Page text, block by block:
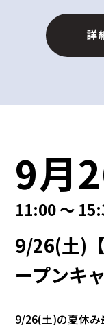
や、クイズラ...
詳
9月
11:00 ～
9/26(土)
ープンキ
9/26(土)の夏休